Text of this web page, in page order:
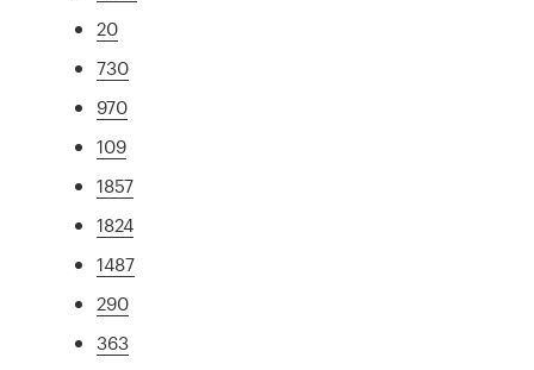
20
730
970
109
1857
1824
1487
290
363